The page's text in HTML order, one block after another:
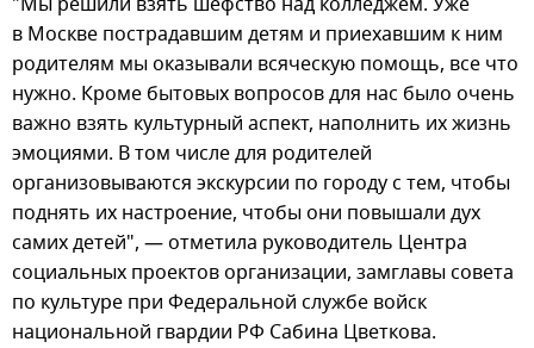
в Москве пострадавшим детям и приехавшим к ним
родителям мы оказывали всяческую помощь, все что
нужно. Кроме бытовых вопросов для нас было очень
важно взять культурный аспект, наполнить их жизнь
эмоциями. В том числе для родителей
организовываются экскурсии по городу с тем, чтобы
поднять их настроение, чтобы они повышали дух
самих детей", — отметила руководитель Центра
социальных проектов организации, замглавы совета
по культуре при Федеральной службе войск
национальной гвардии РФ Сабина Цветкова.